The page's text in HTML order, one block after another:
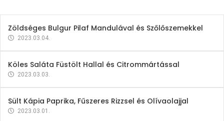
Zöldséges Bulgur Pilaf Mandulával és Szőlőszemekkel
2023.03.04.
Köles Saláta Füstölt Hallal és Citrommártással
2023.03.03.
Sült Kápia Paprika, Fűszeres Rizzsel és Olívaolajjal
2023.03.01.